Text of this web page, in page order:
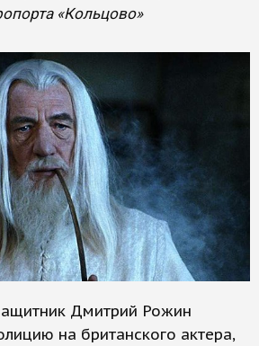
«Кольцово»
Дмитрий Рожин
на британского актера,